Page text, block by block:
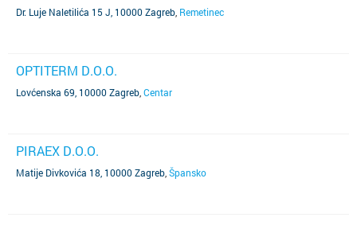
Dr. Luje Naletilića 15 J, 10000 Zagreb Remetinec
OPTITERM D.O.O.
Lovćenska 69, 10000 Zagreb Centar
PIRAEX D.O.O.
Matije Divkovića 18, 10000 Zagreb Špansko